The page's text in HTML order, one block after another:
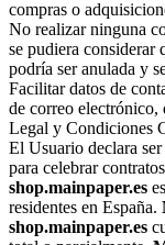
compras o
No realizar ninguna
se pudiera considerar
podría ser anulada y
Facilitar datos de
de correo
Legal y Condiciones
El Usuario declara
para celebrar
shop.mainpaper.es
residentes en España.
shop.mainpaper.es